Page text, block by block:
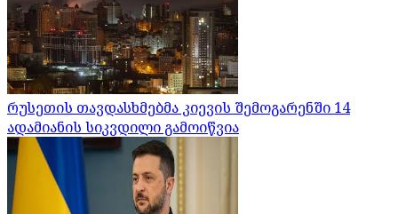
რუსეთის თავდასხმებმა კიევის შემოგარენში 14
ადამიანის სიკვდილი გამოიწვია